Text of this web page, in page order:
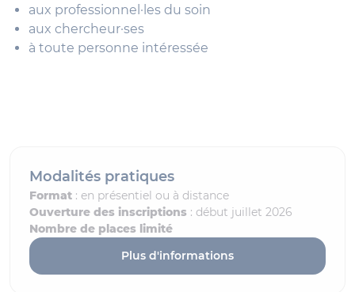
aux professionnel·les du soin
aux chercheur·ses
à toute personne intéressée
Modalités pratiques
Format : en présentiel ou à distance
Ouverture des inscriptions : début juillet 2026
Nombre de places limité
Plus d'informations